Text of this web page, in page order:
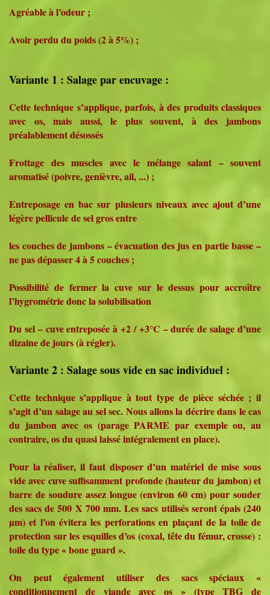
Agréable à l’odeur ;
Avoir perdu du poids (2 à 5%) ;
Variante 1 : Salage par encuvage :
Cette technique s’applique, parfois, à des produits classiques
avec os, mais aussi, le plus souvent, à des jambons
préalablement désossés
Frottage des muscles avec le mélange salant – souvent
aromatisé (poivre, genièvre, ail, ...) ;
Entreposage en bac sur plusieurs niveaux avec ajout d’une
légère pellicule de sel gros entre
les couches de jambons – évacuation des jus en partie basse –
ne pas dépasser 4 à 5 couches ;
Possibilité de fermer la cuve sur le dessus pour accroître
l’hygrométrie donc la solubilisation
Du sel – cuve entreposée à +2 / +3°C – durée de salage d’une
dizaine de jours (à régler).
Variante 2 : Salage sous vide en sac individuel :
Cette technique s’applique à tout type de pièce séchée ; il
s’agit d’un salage au sel sec. Nous allons la décrire dans le cas
du jambon avec os (parage PARME par exemple ou, au
contraire, os du quasi laissé intégralement en place).
Pour la réaliser, il faut disposer d’un matériel de mise sous
vide avec cuve suffisamment profonde (hauteur du jambon) et
barre de soudure assez longue (environ 60 cm) pour souder
des sacs de 500 X 700 mm. Les sacs utilisés seront épais (240
µm) et l’on évitera les perforations en plaçant de la toile de
protection sur les esquilles d’os (coxal, tête du fémur, crosse) :
toile du type « bone guard ».
On peut également utiliser des sacs spéciaux «
conditionnement de viande avec os » (type TBG de